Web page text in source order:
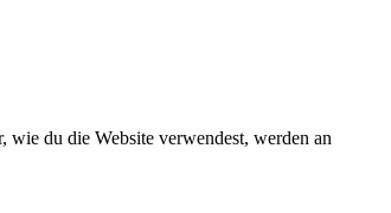
du die Website verwendest, werden an